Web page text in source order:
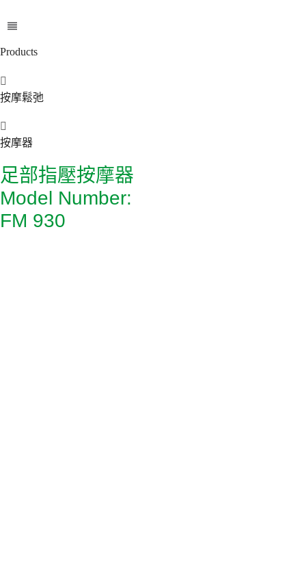
Products
按摩鬆弛
按摩器
足部指壓按摩器
Model Number:
FM 930